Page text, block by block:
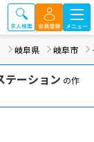
岐阜県 岐阜市
テーション の作